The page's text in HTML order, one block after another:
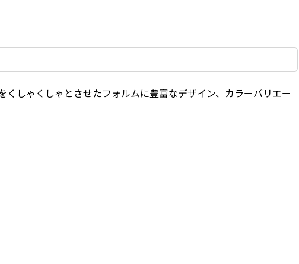
しゃくしゃとさせたフォルムに豊富なデザイン、カラーバリエー